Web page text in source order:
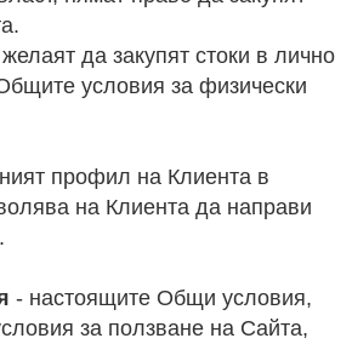
да закупят стоки в лично
условия за физически
профил на Клиента в
на Клиента да направи
- настоящите Общи условия,
за ползване на Сайта,